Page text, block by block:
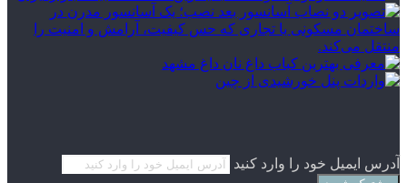
آدرس ایمیل خود را وارد کنید